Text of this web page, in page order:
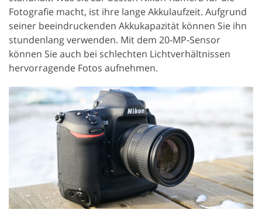
Fotografie macht, ist ihre lange Akkulaufzeit. Aufgrund
seiner beeindruckenden Akkukapazität können Sie ihn
stundenlang verwenden. Mit dem 20-MP-Sensor
können Sie auch bei schlechten Lichtverhältnissen
hervorragende Fotos aufnehmen.